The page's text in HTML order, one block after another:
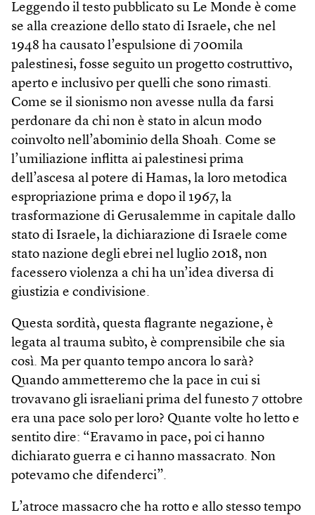
Leggendo il testo pubblicato su Le Monde è come
se alla creazione dello stato di Israele, che nel
1948 ha causato l’espulsione di 700mila
palestinesi, fosse seguito un progetto costruttivo,
aperto e inclusivo per quelli che sono rimasti.
Come se il sionismo non avesse nulla da farsi
perdonare da chi non è stato in alcun modo
coinvolto nell’abominio della Shoah. Come se
l’umiliazione inflitta ai palestinesi prima
dell’ascesa al potere di Hamas, la loro metodica
espropriazione prima e dopo il 1967, la
trasformazione di Gerusalemme in capitale dallo
stato di Israele, la dichiarazione di Israele come
stato nazione degli ebrei nel luglio 2018, non
facessero violenza a chi ha un’idea diversa di
giustizia e condivisione.
Questa sordità, questa flagrante negazione, è
legata al trauma subìto, è comprensibile che sia
così. Ma per quanto tempo ancora lo sarà?
Quando ammetteremo che la pace in cui si
trovavano gli israeliani prima del funesto 7 ottobre
era una pace solo per loro? Quante volte ho letto e
sentito dire: “Eravamo in pace, poi ci hanno
dichiarato guerra e ci hanno massacrato. Non
potevamo che difenderci”.
L’atroce massacro che ha rotto e allo stesso tempo